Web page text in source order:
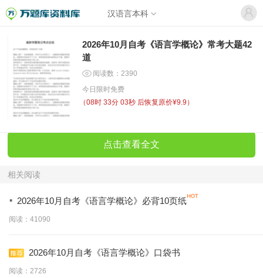
汉语言本科
2026年10月自考《语言学概论》常考大题42
道
阅读数：2390
今日限时免费
（08时 33分 03秒 后恢复原价¥9.9）
点击查看全文
相关阅读
· 2026年10月自考《语言学概论》必背10页纸
阅读：41090
2026年10月自考《语言学概论》口袋书
阅读：2726